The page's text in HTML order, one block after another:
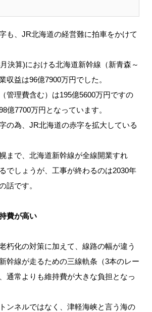
も、JR北海道の経営難に拍車をかけて
決算)における北海道新幹線（新青森～
収益は96億7900万円でした。
管理費含む）は195億5600万円ですの
億7700万円となっています。
の為、JR北海道の赤字を拡大している
まで、北海道新幹線が全線開業すれ
でしょうが、工事が終わるのは2030年
話です。
費が高い
朽化の対策に加えて、線路の幅が違う
幹線が走るための三線軌条（3本のレー
通常よりも維持費が大きな負担となっ
ンネルではなく、津軽海峡と言う海の